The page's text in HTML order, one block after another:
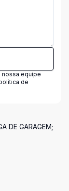
nossa equipe
de
DE GARAGEM;